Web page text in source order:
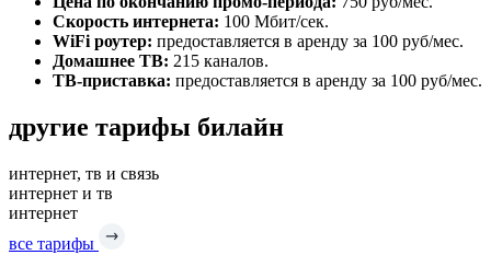
Скорость интернета: 100 Мбит/сек.
WiFi роутер: предоставляется в аренду за 100 руб/мес.
Домашнее ТВ: 215 каналов.
ТВ-приставка: предоставляется в аренду за 100 руб/мес.
другие тарифы билайн
интернет, тв и связь
интернет и тв
интернет
все тарифы